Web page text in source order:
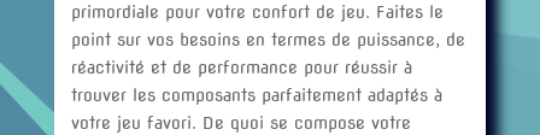
primordiale pour votre confort de jeu. Faites le
point sur vos besoins en termes de puissance, de
réactivité et de performance pour réussir à
trouver les composants parfaitement adaptés à
votre jeu favori. De quoi se compose votre